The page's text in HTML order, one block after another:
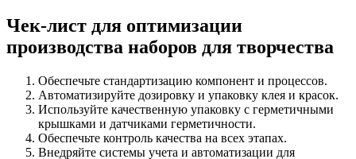
Чек-лист для оптимизации
производства наборов для творчества
Обеспечьте стандартизацию компонент и процессов.
Автоматизируйте дозировку и упаковку клея и красок.
Используйте качественную упаковку с герметичными
крышками и датчиками герметичности.
Обеспечьте контроль качества на всех этапах.
Внедряйте системы учета и автоматизации для